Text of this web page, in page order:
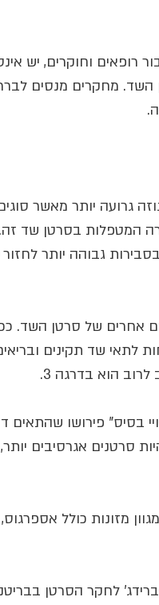
רופאים וחוקרים, יש
השד. מחקרים מנסים
גרועה יותר מאשר
המטפלות בסרטן שד
גבוהה יותר
אחרים של סרטן השד.
לתאי שד תקינים
בסיס" פירושו שהתאים
סרטנים אגרסיבים
מזונות כולל אספרגוס,
לחקר הסרטן